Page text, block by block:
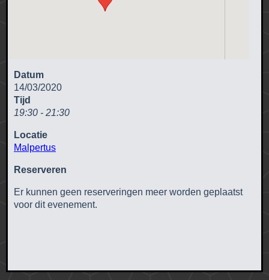
Datum
14/03/2020
Tijd
19:30 - 21:30
Locatie
Malpertus
Reserveren
Er kunnen geen reserveringen meer worden geplaatst
voor dit evenement.